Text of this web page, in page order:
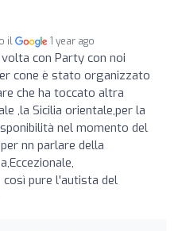
il 1 year ago
con Party con noi
cone è stato organizzato
che ha toccato altra
,la Sicilia orientale,per la
nel momento del
nn parlare della
così pure l'autista del